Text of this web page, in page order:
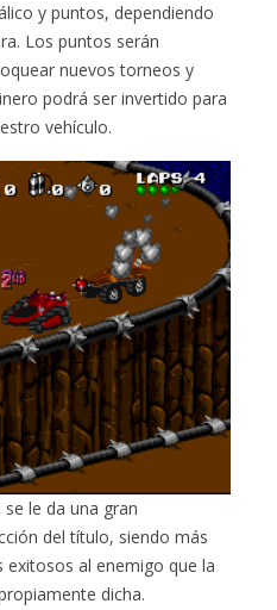
y puntos, dependiendo
Los puntos serán
nuevos torneos y
podrá ser invertido para
vehículo.
le da una gran
del título, siendo más
al enemigo que la
dicha.